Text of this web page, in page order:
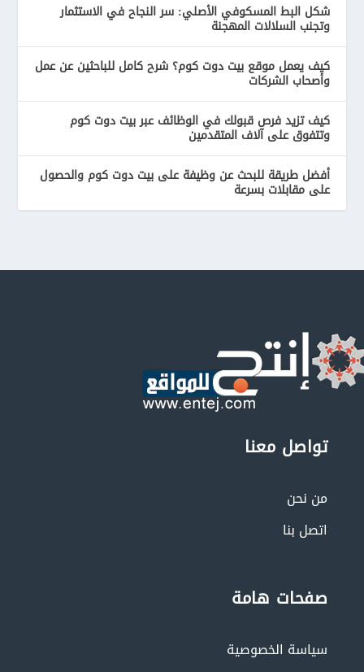
شكل البط المسكوفي الأصلي: سر النجاح في الاستثمار
وتجنب السلالات المهجنة
كيف يعمل موقع بيت دوت كوم؟ شرح كامل للباحثين عن عمل
وأصحاب الشركات
كيف تزيد فرص قبولك في الوظائف عبر بيت دوت كوم
وتتفوق على آلاف المتقدمين
أفضل طريقة للبحث عن وظيفة على بيت دوت كوم والحصول
على مقابلات بسرعة
تواصل معنا
من نحن
اتصل بنا
صفحات هامة
سياسة الخصوصية